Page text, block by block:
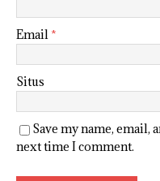
Email *
Situs
Save my name, email,
next time I comment.